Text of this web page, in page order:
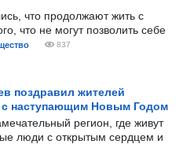
что продолжают жить с
что не могут позволить себе
837
поздравил жителей
с наступающим Новым Годом
регион, где живут
люди с открытым сердцем и